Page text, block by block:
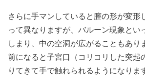
さらに手マンしていると膣の形が変形
って異なりますが、バルーン現象とい
しまり、中の空洞が広がることもあり
前になると子宮口（コリコリした突起
りてきて手で触れられるようになりま